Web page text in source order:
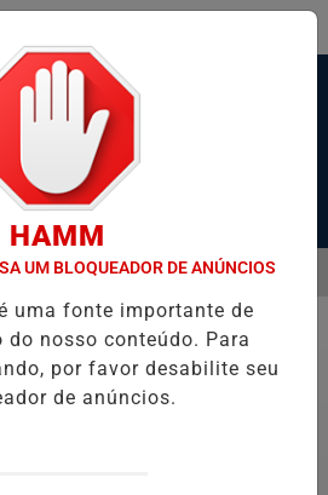
AFIRMA PREFEITURA CASAL
MENU
HAMM
UM BLOQUEADOR DE ANÚNCIOS
uma fonte importante de
nosso conteúdo. Para
por favor desabilite seu
de anúncios.